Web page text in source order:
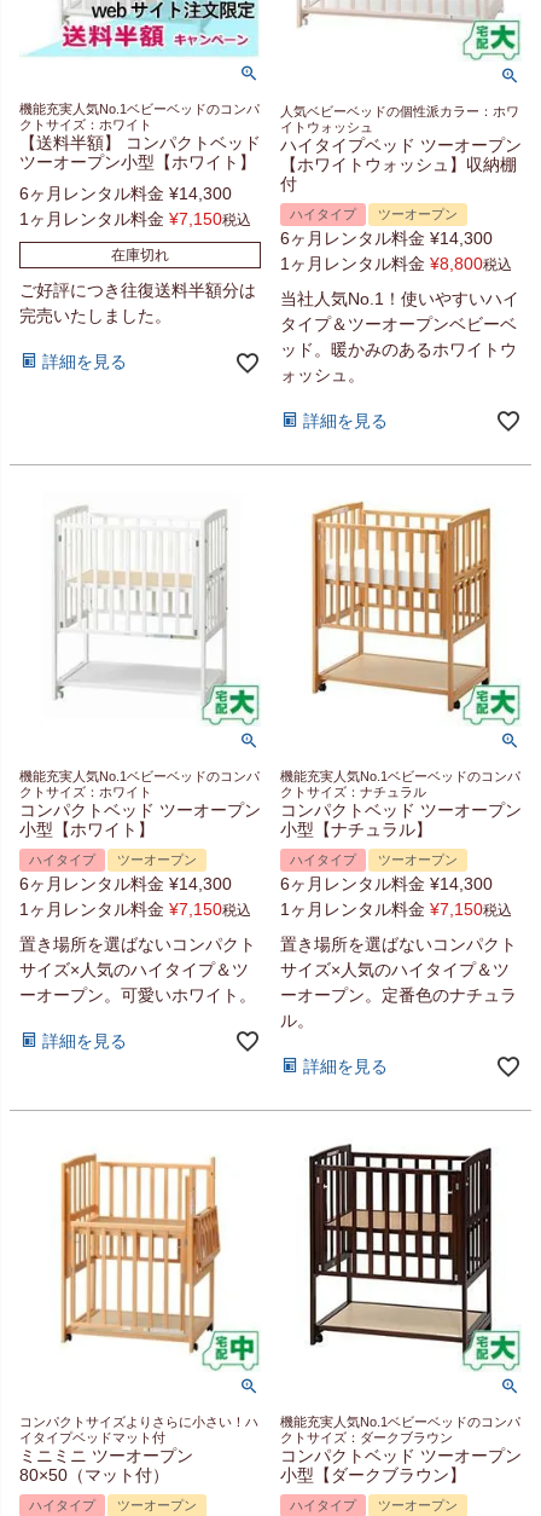
機能充実人気No.1ベビーベッドのコンパ
クトサイズ：ホワイト
【送料半額】 コンパクトベッド
ツーオープン小型【ホワイト】
6ヶ月レンタル料金 ¥14,300
1ヶ月レンタル料金 ¥7,150税込
在庫切れ
ご好評につき往復送料半額分は
完売いたしました。
詳細を見る
人気ベビーベッドの個性派カラー：ホワ
イトウォッシュ
ハイタイプベッド ツーオープン
【ホワイトウォッシュ】収納棚
付
ハイタイプ ツーオープン
6ヶ月レンタル料金 ¥14,300
1ヶ月レンタル料金 ¥8,800税込
当社人気No.1！使いやすいハイ
タイプ＆ツーオープンベビーベ
ッド。暖かみのあるホワイトウ
ォッシュ。
詳細を見る
機能充実人気No.1ベビーベッドのコンパ
クトサイズ：ホワイト
コンパクトベッド ツーオープン
小型【ホワイト】
ハイタイプ ツーオープン
6ヶ月レンタル料金 ¥14,300
1ヶ月レンタル料金 ¥7,150税込
置き場所を選ばないコンパクト
サイズ×人気のハイタイプ＆ツ
ーオープン。可愛いホワイト。
詳細を見る
機能充実人気No.1ベビーベッドのコンパ
クトサイズ：ナチュラル
コンパクトベッド ツーオープン
小型【ナチュラル】
ハイタイプ ツーオープン
6ヶ月レンタル料金 ¥14,300
1ヶ月レンタル料金 ¥7,150税込
置き場所を選ばないコンパクト
サイズ×人気のハイタイプ＆ツ
ーオープン。定番色のナチュラ
ル。
詳細を見る
コンパクトサイズよりさらに小さい！ハ
イタイプベッドマット付
ミニミニ ツーオープン
80×50（マット付）
ハイタイプ
ツーオープン
機能充実人気No.1ベビーベッドのコンパ
クトサイズ：ダークブラウン
コンパクトベッド ツーオープン
小型【ダークブラウン】
ハイタイプ ツーオープン